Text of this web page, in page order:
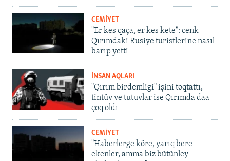
CEMİYET
"Er kes qaça, er kes kete": cenk
Qırımdaki Rusiye turistlerine nasıl
barıp yetti
İNSAN AQLARI
"Qırım birdemligi" işini toqtattı,
tintüv ve tutuvlar ise Qırımda daa
çoq oldı
CEMİYET
"Haberlerge köre, yarıq bere
ekenler, amma biz bütünley